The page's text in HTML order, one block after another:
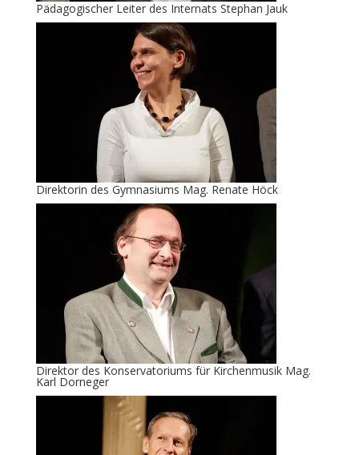
Pädagogischer Leiter des Internats Stephan Jauk
Direktorin des Gymnasiums Mag. Renate Höck
Direktor des Konservatoriums für Kirchenmusik Mag.
Karl Dorneger